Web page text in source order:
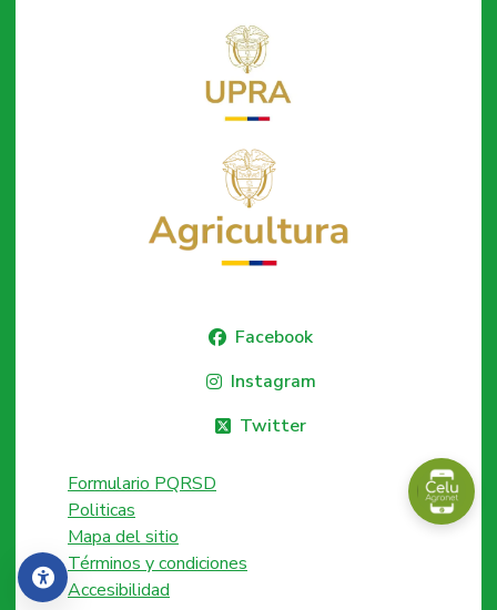
Accesibilidad
Facebook
Instagram
Twitter
Formulario PQRSD
Politicas
Mapa del sitio
Términos y condiciones
Accesibilidad